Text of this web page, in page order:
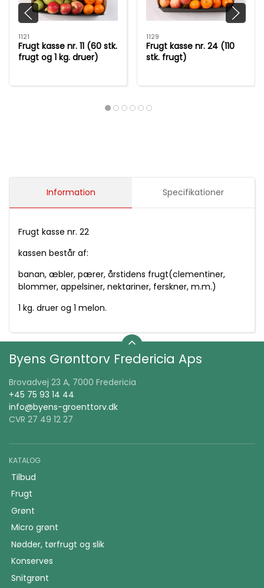
1121
Frugt kasse nr. 11 (60 stk.
frugt og 1 kg. druer)
1129
Frugt kasse nr. 24 (110
stk. frugt)
Information Specifikationer
Frugt kasse nr. 22
kassen består af:
banan, æbler, pærer, årstidens frugt(clementiner,
blommer, appelsiner, nektariner, ferskner, m.m.)
1 kg. druer og 1 melon.
Byens Grønttorv Fredericia Aps
Brovadvej 23 A, 7000 Fredericia
+45 75 93 14 44
info@byens-groenttorv.dk
CVR 27 49 12 27
KATALOG
Tilbud
Frugt
Grønt
Micro grønt
Nødder, tørfrugt og slik
Konserves
Snitgrønt